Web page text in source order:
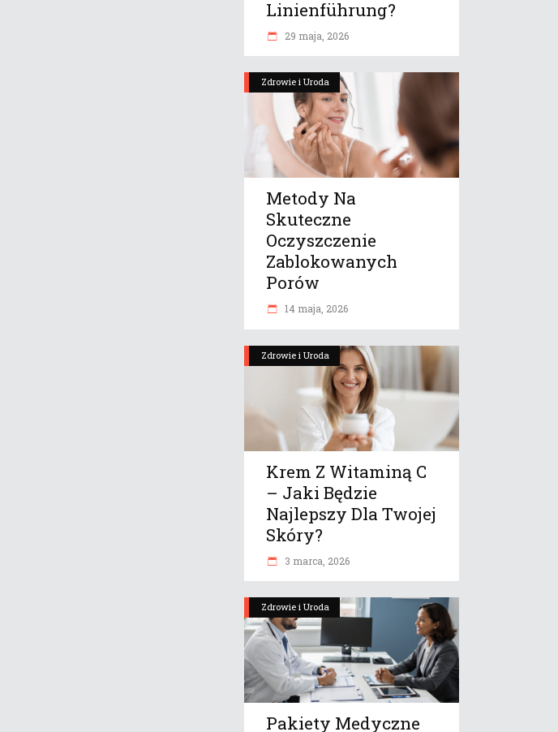
Linienführung?
29 maja, 2026
Zdrowie i Uroda
Metody Na
Skuteczne
Oczyszczenie
Zablokowanych
Porów
14 maja, 2026
Zdrowie i Uroda
Krem Z Witaminą C
– Jaki Będzie
Najlepszy Dla Twojej
Skóry?
3 marca, 2026
Zdrowie i Uroda
Pakiety Medyczne